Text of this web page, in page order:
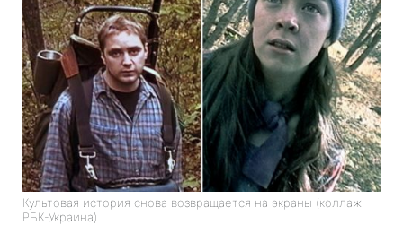
Культовая история снова возвращается на экраны (коллаж:
РБК-Украина)